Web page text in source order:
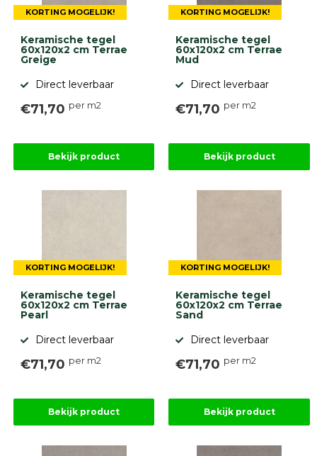
KORTING MOGELIJK!
Keramische tegel
60x120x2 cm Terrae
Greige
Direct leverbaar
€71,70 per m2
Bekijk product
KORTING MOGELIJK!
Keramische tegel
60x120x2 cm Terrae
Mud
Direct leverbaar
€71,70 per m2
Bekijk product
KORTING MOGELIJK!
Keramische tegel
60x120x2 cm Terrae
Pearl
Direct leverbaar
€71,70 per m2
Bekijk product
KORTING MOGELIJK!
Keramische tegel
60x120x2 cm Terrae
Sand
Direct leverbaar
€71,70 per m2
Bekijk product